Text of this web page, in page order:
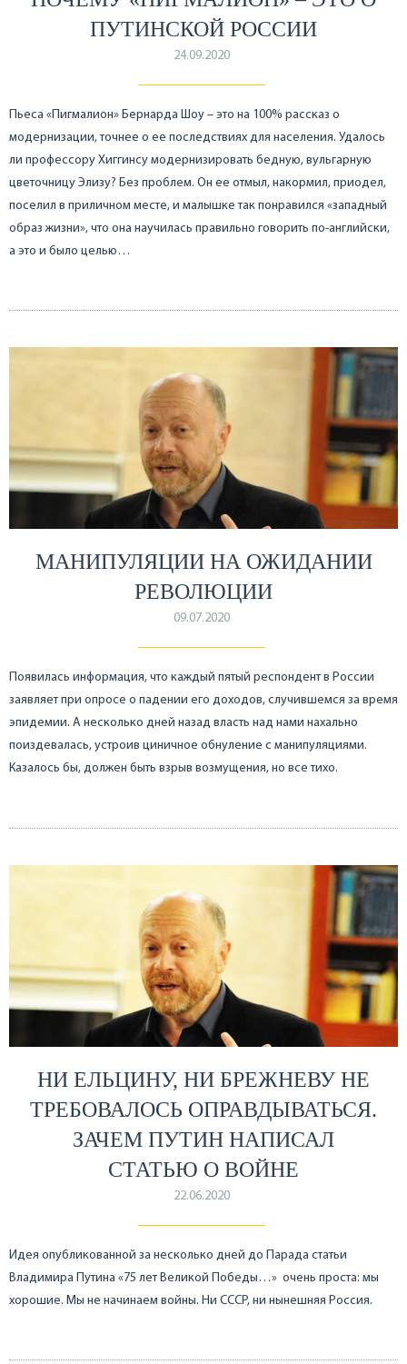
ПУТИНСКОЙ РОССИИ
24.09.2020
Пьеса «Пигмалион» Бернарда Шоу – это на 100% рассказ о
модернизации, точнее о ее последствиях для населения. Удалось
ли профессору Хиггинсу модернизировать бедную, вульгарную
цветочницу Элизу? Без проблем. Он ее отмыл, накормил, приодел,
поселил в приличном месте, и малышке так понравился «западный
образ жизни», что она научилась правильно говорить по-английски,
а это и было целью…
МАНИПУЛЯЦИИ НА ОЖИДАНИИ
РЕВОЛЮЦИИ
09.07.2020
Появилась информация, что каждый пятый респондент в России
заявляет при опросе о падении его доходов, случившемся за время
эпидемии. А несколько дней назад власть над нами нахально
поиздевалась, устроив циничное обнуление с манипуляциями.
Казалось бы, должен быть взрыв возмущения, но все тихо.
НИ ЕЛЬЦИНУ, НИ БРЕЖНЕВУ НЕ
ТРЕБОВАЛОСЬ ОПРАВДЫВАТЬСЯ.
ЗАЧЕМ ПУТИН НАПИСАЛ
СТАТЬЮ О ВОЙНЕ
22.06.2020
Идея опубликованной за несколько дней до Парада статьи
Владимира Путина «75 лет Великой Победы…» очень проста: мы
хорошие. Мы не начинаем войны. Ни СССР, ни нынешняя Россия.